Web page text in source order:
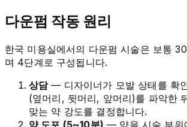
다운펌 작동 원리
한국 미용실에서의 다운펌 시술은 보통
며 4단계로 구성됩니다.
상담— 디자이너가 모발 상태를 확
(옆머리, 뒷머리, 앞머리)를 파악한
맞는 약 강도를 결정합니다.